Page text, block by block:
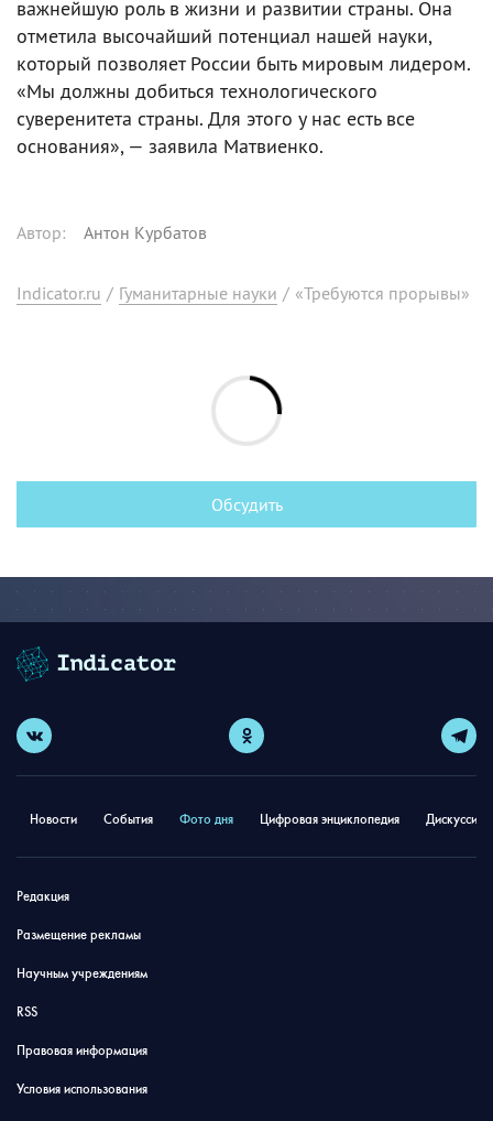
важнейшую роль в жизни и развитии страны. Она
отметила высочайший потенциал нашей науки,
который позволяет России быть мировым лидером.
«Мы должны добиться технологического
суверенитета страны. Для этого у нас есть все
основания», — заявила Матвиенко.
Автор: Антон Курбатов
Indicator.ru / Гуманитарные науки / «Требуются прорывы»
Обсудить
Новости События Фото дня Цифровая энциклопедия
Редакция
Размещение рекламы
Научным учреждениям
RSS
Правовая информация
Условия использования